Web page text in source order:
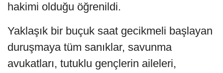
hakimi olduğu öğrenildi.
Yaklaşık bir buçuk saat gecikmeli başlayan
duruşmaya tüm sanıklar, savunma
avukatları, tutuklu gençlerin aileleri,